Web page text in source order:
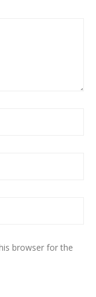
browser for the